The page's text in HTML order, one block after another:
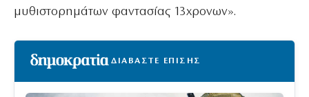
μυθιστορημάτων φαντασίας 13χρονων».
ΔΙΑΒΑΣΤΕ ΕΠΙΣΗΣ